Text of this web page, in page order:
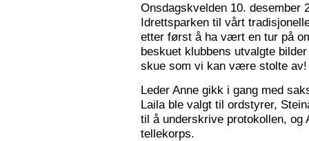
Onsdagskvelden 10. desember
Idrettsparken til vårt
etter først å ha vært en tur på
beskuet klubbens utvalgte
skue som vi kan være stolte av!
Leder Anne gikk i gang med
Laila ble valgt til ordstyrer,
til å underskrive protokollen, og
tellekorps.